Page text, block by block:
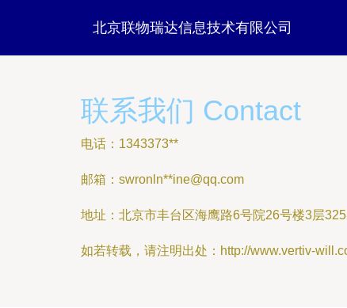
北京联物瑞达信息技术有限公司
联系我们 Contact
电话：1343373**
邮箱：swronln**ine@qq.com
地址：北京市丰台区海鹰路6号院26号楼3层
如若转载，请注明出处：http://www.vertiv-